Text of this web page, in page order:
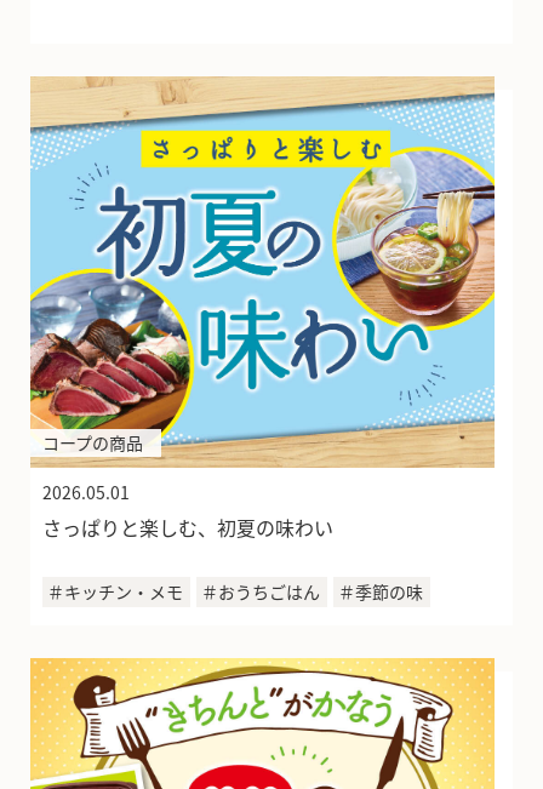
コープの商品
2026.05.01
さっぱりと楽しむ、初夏の味わい
＃キッチン・メモ ＃おうちごはん ＃季節の味